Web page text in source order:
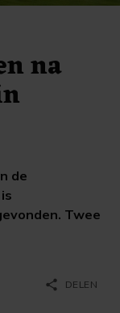
na
de
Twee
share DELEN